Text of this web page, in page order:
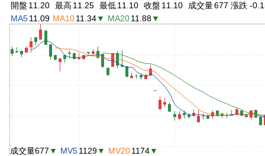
開盤 11.20 最高 11.25 最低11.10 收盤 11.10 成交量677 漲跌 -
MA511.09 MA1011.34▼ MA2011.88▼
成交量677 ▼ MV51129▼ MV201174▼